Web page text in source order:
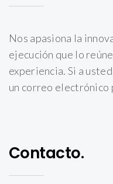
Nos apasiona la
ejecución que lo
experiencia. Si a
un correo electrónico
Contacto.